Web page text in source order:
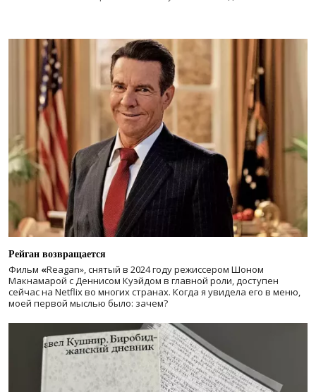
Рейган возвращается
Фильм «Reagan», снятый в 2024 годурежиссером Шоном
Макнамарой с Деннисом Куэйдом в главной роли, доступен
сейчас на Netflix во многих странах. Когда я увидела его в меню,
моей первой мыслью было: зачем?